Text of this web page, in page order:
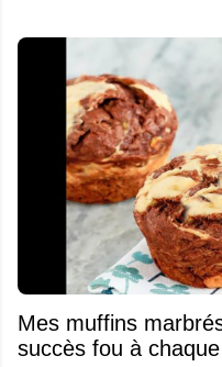
Mes muffins
succès fou à